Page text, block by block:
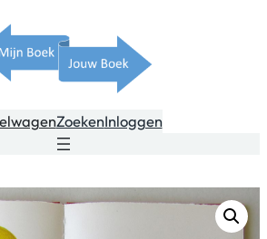
ZoekenInloggen